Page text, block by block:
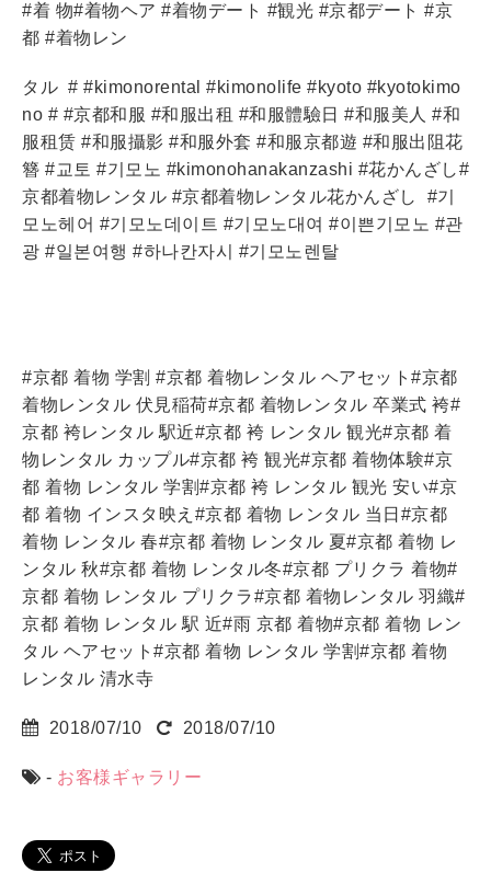
#着 物#着物ヘア #着物デート #観光 #京都デート #京
都 #着物レン
タル # #kimonorental #kimonolife #kyoto #kyotokimo
no # #京都和服 #和服出租 #和服體驗日 #和服美人 #和
服租赁 #和服攝影 #和服外套 #和服京都遊 #和服出阻花
簪 #교토 #기모노 #kimonohanakanzashi #花かんざし#
京都着物レンタル #京都着物レンタル花かんざし
#기
모노헤어 #기모노데이트 #기모노대여 #이쁜기모노 #관
광 #일본여행 #하나칸자시 #기모노렌탈
#京都 着物 学割 #京都 着物レンタル ヘアセット#京都
着物レンタル 伏見稲荷#京都 着物レンタル 卒業式 袴#
京都 袴レンタル 駅近#京都 袴 レンタル 観光#京都 着
物レンタル カップル#京都 袴 観光#京都 着物体験#京
都 着物 レンタル 学割#京都 袴 レンタル 観光 安い#京
都 着物 インスタ映え#京都 着物 レンタル 当日#京都
着物 レンタル 春#京都 着物 レンタル 夏#京都 着物 レ
ンタル 秋#京都 着物 レンタル冬#京都 プリクラ 着物#
京都 着物 レンタル プリクラ#京都 着物レンタル 羽織#
京都 着物 レンタル 駅 近#雨 京都 着物#京都 着物 レン
タル ヘアセット#京都 着物 レンタル 学割#京都 着物
レンタル 清水寺
2018/07/10 2018/07/10
- お客様ギャラリー